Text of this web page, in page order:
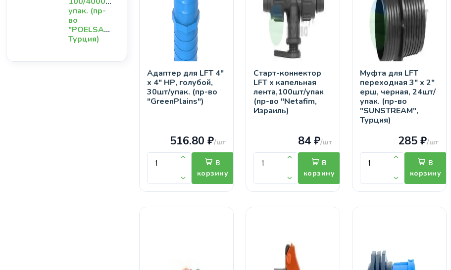
упак. (пр-
во
"POELSAN",
Турция)
Адаптер для LFT 4"
х 4" НР, голубой,
30шт/упак. (пр-во
"GreenPlains")
516.80 ₽/шт
В
корзину
Старт-коннектор
LFT х капельная
лента,100шт/упак
(пр-во "Netafim,
Израиль)
84 ₽/шт
В
корзину
Муфта для LFT
переходная 3" х 2"
ерш, черная, 24шт/
упак. (пр-во
"SUNSTREAM",
Турция)
285 ₽/шт
В
корзину